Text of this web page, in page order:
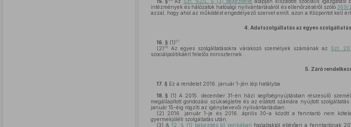
intézmények és hálózatok hatósági nyilvántartásáról és ellenőrzéséről szóló 369/
azzal, hogy ahol az működést engedélyező szervet említ, azon a Központot kell
4. Adatszolgáltatás az egyes
16. § (1)67
(2)68Az egyes szolgáltatásokra várakozó személyek számának az Szt.
szociálpolitikáért felelős miniszternek.
5. Záró
17. § Ez a rendelet 2016. január 1-jén lép hatályba.
18. § (1) A 2015. december 31-én házi segítségnyújtásban részesülő
megállapított gondozási szükségletre és az ellátott számára nyújtott
január 15-éig rögzíti az igénybevevői nyilvántartásban.
(2) 2016. január 1-je és 2016. április 30-a között a fenntartó nem
gyermekjóléti szolgáltatás után.
(3) A 12. § (1) bekezdés b) pontjában foglaltaktól eltérően a fenntartónak